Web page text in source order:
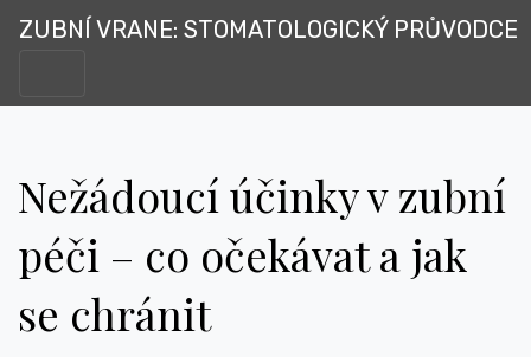
ZUBNÍ VRANE: STOMATOLOGICKÝ PRŮVODCE
Nežádoucí účinky v zubní
péči – co očekávat a jak
se chránit